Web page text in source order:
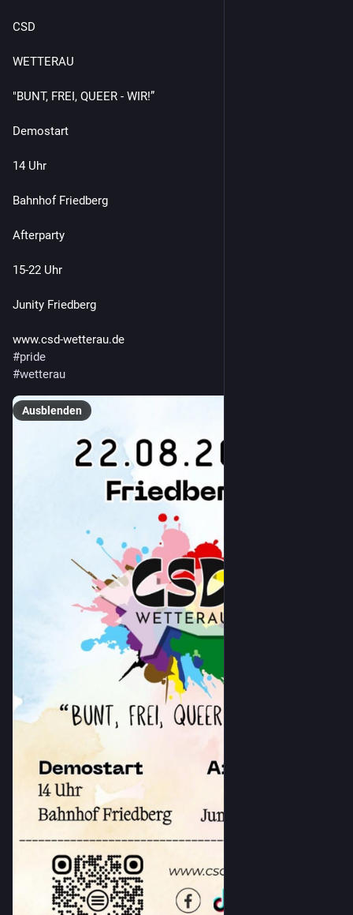
CSD
WETTERAU
"BUNT, FREI, QUEER - WIR!”
Demostart
14 Uhr
Bahnhof Friedberg
Afterparty
15-22 Uhr
Junity Friedberg
www.csd-wetterau.de
#pride
#wetterau
Ausblenden